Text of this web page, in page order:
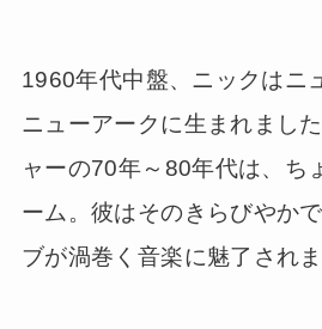
1960年代中盤、ニックはニ
ニューアークに生まれまし
ャーの70年～80年代は、ち
ーム。彼はそのきらびやか
ブが渦巻く音楽に魅了されま